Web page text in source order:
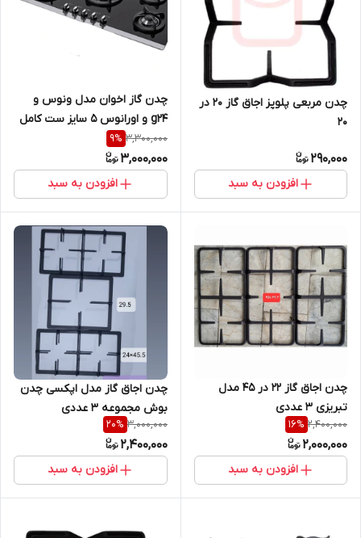
چدن مربعی پلوپز اجاق گاز 20 در
20
290,000
افزودن به سبد
چدن گاز اخوان مدل ونوس و
g24 و اورانوس ۵ سایز ست کامل
3,300,000
9%
3,000,000
افزودن به سبد
چدن اجاق گاز 22 در 45 مدل
تبریزی 3 عددی
2,400,000
16%
2,000,000
افزودن به سبد
چدن اجاق گاز مدل اپکسی چدن
بوش مجموعه 3 عددی
3,000,000
20%
2,400,000
افزودن به سبد